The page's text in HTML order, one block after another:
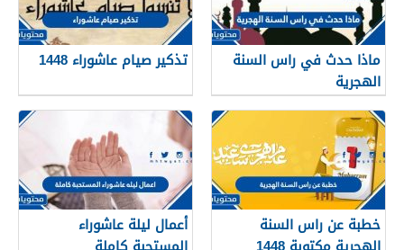
ماذا حدث في راس السنة
الهجرية
تذكير صيام عاشوراء 1448
خطبة عن راس السنة
أعمال ليلة عاشوراء